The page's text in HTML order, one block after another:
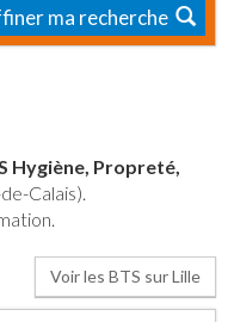
ma recherche
Hygiène, Propreté,
Calais).
Voir les BTS sur Lille